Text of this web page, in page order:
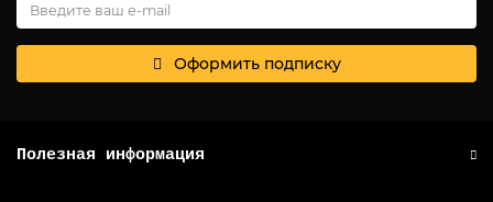
Оформить подписку
Полезная информация